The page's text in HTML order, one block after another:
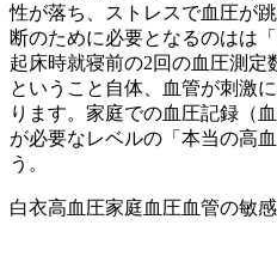
性が落ち、ストレスで血圧が
断のために必要となるのはは
起床時就寝前の2回の血圧測定
ということ自体、血管が刺激
ります。家庭での血圧記録（
が必要なレベルの「本当の高
う。
白衣高血圧家庭血圧血管の敏